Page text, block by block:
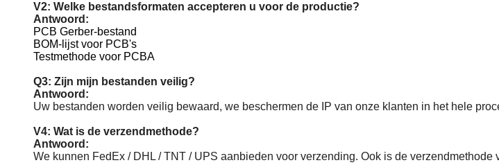
V2: Welke bestandsformaten accepteren u voor de productie?
Antwoord:
PCB Gerber-bestand
BOM-lijst voor PCB's
Testmethode voor PCBA
Q3: Zijn mijn bestanden veilig?
Antwoord:
Uw bestanden worden veilig bewaard, we beschermen de IP van onze klanten in het hele
V4: Wat is de verzendmethode?
Antwoord:
We kunnen FedEx / DHL / TNT / UPS aanbieden voor verzending. Ook is de verzendmethode